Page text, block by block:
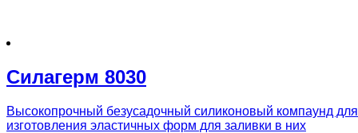
Силагерм 8030
Высокопрочный безусадочный силиконовый компаунд для
изготовления эластичных форм для заливки в них